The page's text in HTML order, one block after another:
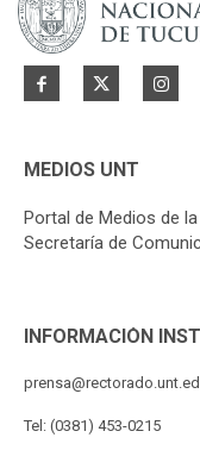
MEDIOS UNT
Portal de Medios de
Secretaría de
INFORMACIÓN
Tel: (0381) 453-0215